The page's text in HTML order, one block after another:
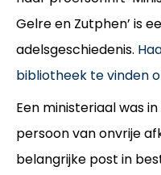
Gelre en Zutphen’ is
adelsgeschiedenis.
bibliotheek te vinden
Een ministeriaal was
persoon van onvrije
belangrijke post in